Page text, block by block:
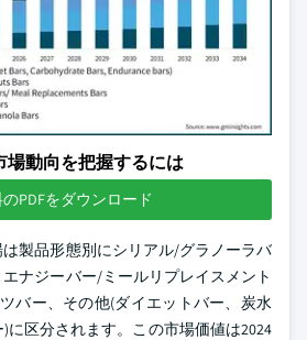
場動向を把握するには
PDFをダウンロード
製品形態別にシリアル/グラノーラバ
ナジーバー/ミールリプレイスメント
バー、その他(ダイエットバー、炭水
に区分されます。この市場価値は2024